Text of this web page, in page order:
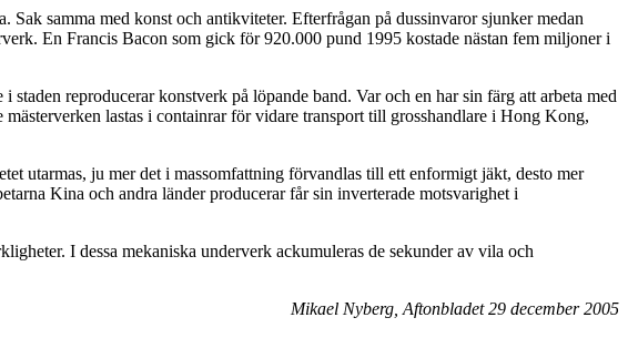
samma med konst och antikviteter. Efterfrågan på dussinvaror sjunker medan
En Francis Bacon som gick för 920.000 pund 1995 kostade nästan fem miljoner i
reproducerar konstverk på löpande band. Var och en har sin färg att arbeta med
lastas i containrar för vidare transport till grosshandlare i Hong Kong,
utarmas, ju mer det i massomfattning förvandlas till ett enformigt jäkt, desto mer
Kina och andra länder producerar får sin inverterade motsvarighet i
I dessa mekaniska underverk ackumuleras de sekunder av vila och
Mikael Nyberg, Aftonbladet 29 december 2005